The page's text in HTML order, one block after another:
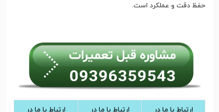
حفظ دقت و عملکرد است.
ارتباط با ما در
ارتباط با ما در
ارتباط با ما در